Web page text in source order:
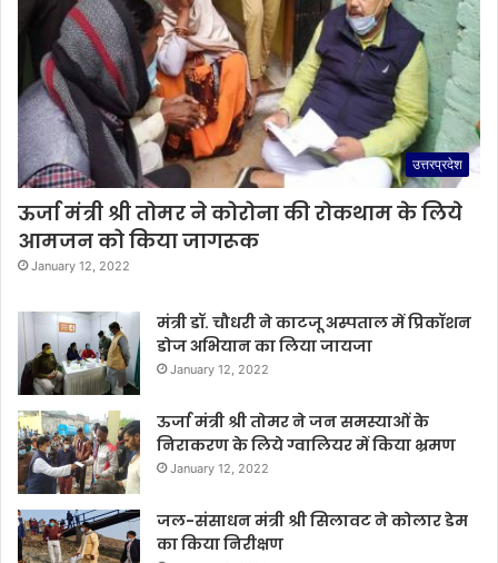
उत्तरप्रदेश
ऊर्जा मंत्री श्री तोमर ने कोरोना की रोकथाम के लिये
आमजन को किया जागरूक
January 12, 2022
मंत्री डॉ. चौधरी ने काटजू अस्पताल में प्रिकॉशन
डोज अभियान का लिया जायजा
January 12, 2022
ऊर्जा मंत्री श्री तोमर ने जन समस्याओं के
निराकरण के लिये ग्वालियर में किया भ्रमण
January 12, 2022
जल-संसाधन मंत्री श्री सिलावट ने कोलार डेम
का किया निरीक्षण